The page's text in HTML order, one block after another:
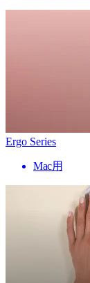
Ergo Series
Mac用